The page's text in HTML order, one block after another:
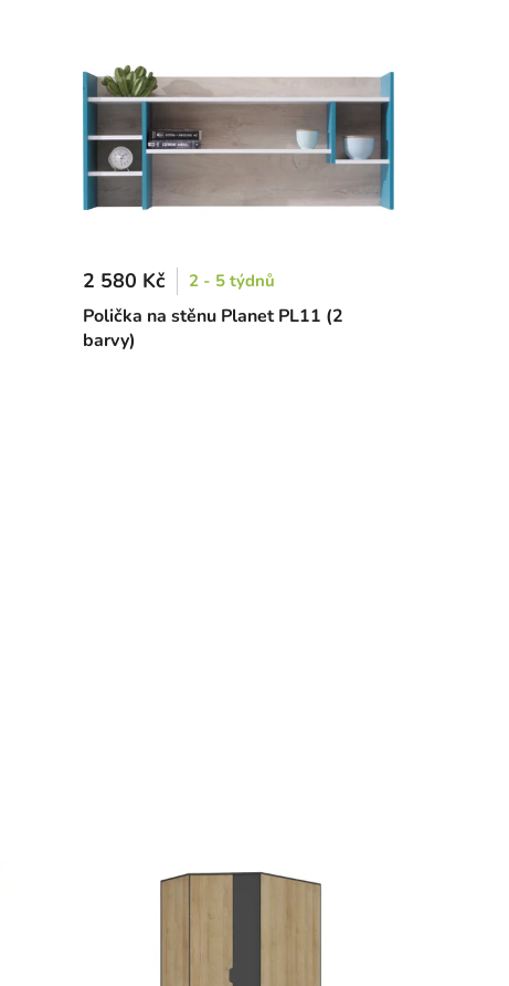
Polička na stěnu Planet PL11 (2
barvy)
2 580 Kč 2 - 5 týdnů